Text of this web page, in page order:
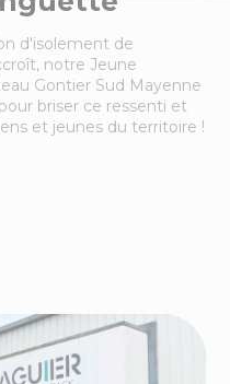
d'isolement de
notre Jeune
Gontier Sud Mayenne
briser ce ressenti et
et jeunes du territoire !